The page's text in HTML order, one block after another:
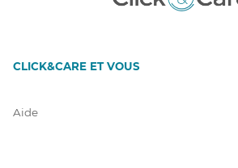
CLICK&CARE ET VOUS
Aide